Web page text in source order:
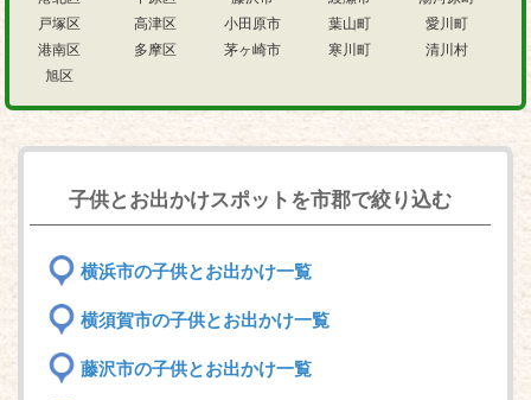
戸塚区
港南区
旭区
高津区
多摩区
小田原市
茅ヶ崎市
葉山町
寒川町
愛川町
清川村
子供とお出かけスポットを市郡で絞り込む
横浜市の子供とお出かけ一覧
横須賀市の子供とお出かけ一覧
藤沢市の子供とお出かけ一覧